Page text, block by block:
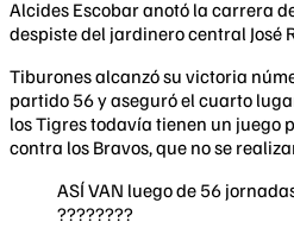
Alcides Escobar anotó la carrera
despiste del jardinero central José
Tiburones alcanzó su victoria
partido 56 y aseguró el cuarto
los Tigres todavía tienen un juego
contra los Bravos, que no se
ASÍ VAN luego de 56
????????